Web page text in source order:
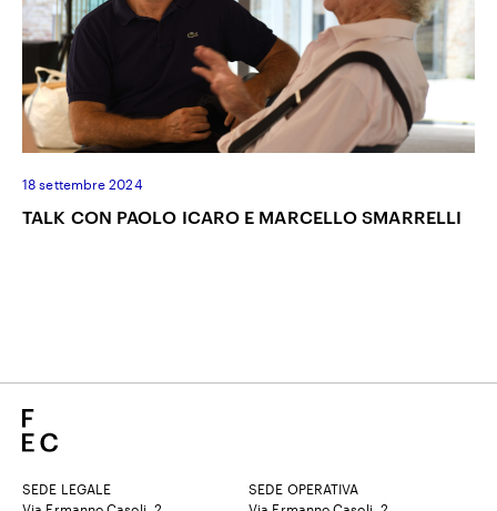
18 settembre 2024
TALK CON PAOLO ICARO E MARCELLO SMARRELLI
SEDE LEGALE
SEDE OPERATIVA